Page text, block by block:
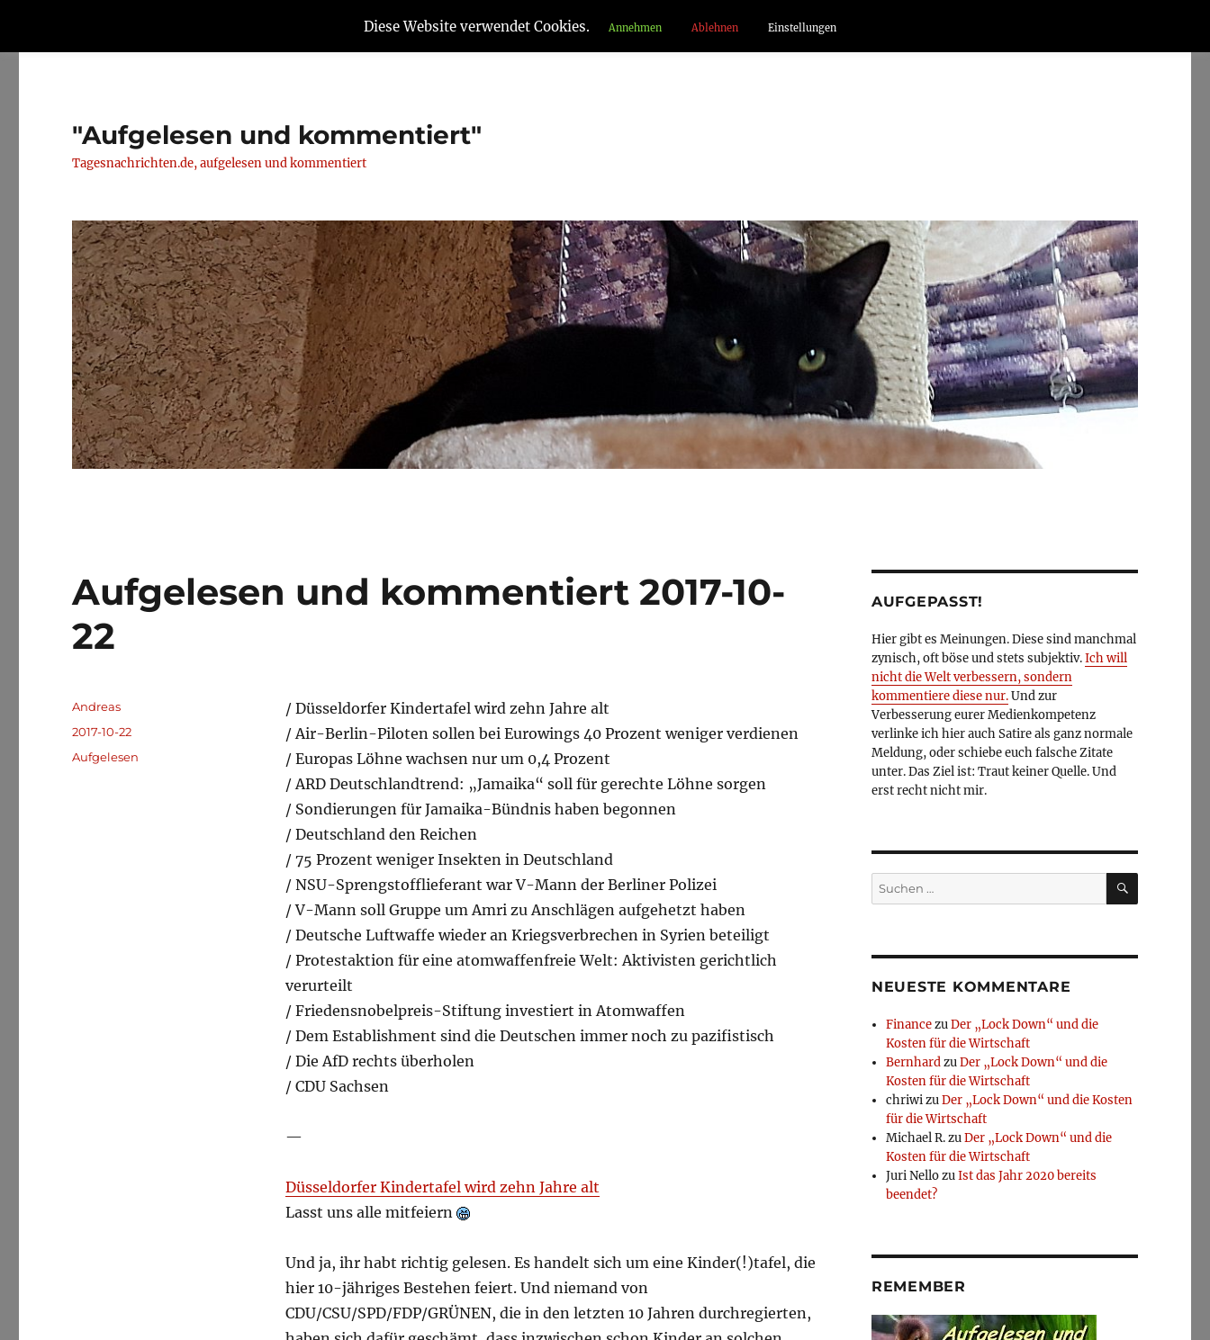
"Aufgelesen und kommentiert"
Tagesnachrichten.de, aufgelesen und kommentiert
Aufgelesen und kommentiert 2017-10-
22
/ Düsseldorfer Kindertafel wird zehn Jahre alt
/ Air-Berlin-Piloten sollen bei Eurowings 40 Prozent weniger verdienen
/ Europas Löhne wachsen nur um 0,4 Prozent
/ ARD Deutschlandtrend: „Jamaika“ soll für gerechte Löhne sorgen
/ Sondierungen für Jamaika-Bündnis haben begonnen
/ Deutschland den Reichen
/ 75 Prozent weniger Insekten in Deutschland
/ NSU-Sprengstofflieferant war V-Mann der Berliner Polizei
/ V-Mann soll Gruppe um Amri zu Anschlägen aufgehetzt haben
/ Deutsche Luftwaffe wieder an Kriegsverbrechen in Syrien beteiligt
/ Protestaktion für eine atomwaffenfreie Welt: Aktivisten gerichtlich
verurteilt
/ Friedensnobelpreis-Stiftung investiert in Atomwaffen
/ Dem Establishment sind die Deutschen immer noch zu pazifistisch
/ Die AfD rechts überholen
/ CDU Sachsen
—
Düsseldorfer Kindertafel wird zehn Jahre alt
Lasst uns alle mitfeiern
Und ja, ihr habt richtig gelesen. Es handelt sich um eine Kinder(!)tafel, die
hier 10-jähriges Bestehen feiert. Und niemand von
CDU/CSU/SPD/FDP/GRÜNEN, die in den letzten 10 Jahren durchregierten,
Autor
Andreas
Veröffentlicht
am
2017-10-22
Kategorien
Aufgelesen
AUFGEPASST!
Hier gibt es Meinungen. Diese sind manchmal
zynisch, oft böse und stets subjektiv.Ich will
nicht die Welt verbessern, sondern
kommentiere diese nur.Und zur
Verbesserung eurer Medienkompetenz
verlinke ich hier auch Satire als ganz normale
Meldung, oder schiebe euch falsche Zitate
unter. Das Ziel ist: Traut keiner Quelle. Und
erst recht nicht mir.
Suchen
nach:
SUCHEN
NEUESTE KOMMENTARE
FinancezuDer „Lock Down“ und die
Kosten für die Wirtschaft
BernhardzuDer „Lock Down“ und die
Kosten für die Wirtschaft
chriwizuDer „Lock Down“ und die Kosten
für die Wirtschaft
Michael R.zuDer „Lock Down“ und die
Kosten für die Wirtschaft
Juri NellozuIst das Jahr 2020 bereits
beendet?
REMEMBER
Diese Website verwendet Cookies. Annehmen Ablehnen Einstellungen